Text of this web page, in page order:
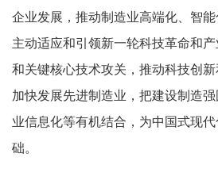
企业发展，推动制造业高端化、智
主动适应和引领新一轮科技革命和
和关键核心技术攻关，推动科技创新
加快发展先进制造业，把建设制造
业信息化等有机结合，为中国式现
础。